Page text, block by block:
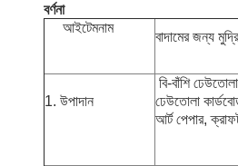
বর্ণনা
আইটেমনাম
বাদামের জন্য
1. উপাদান
বি-বাঁশি
ঢেউতোলা
আর্ট পেপার,